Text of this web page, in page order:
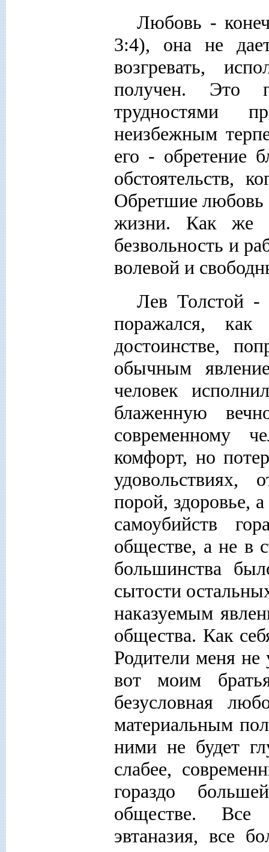
Любовь -
3:4), она не
возгревать,
получен. Это
трудностями
неизбежным
его - обретение
обстоятельств,
Обретшие любовь
жизни. Как же
безвольность и
волевой и
Лев Толстой
поражался,
достоинстве,
обычным
человек
блаженную
современному
комфорт, но
удовольствиях,
порой, здоровье,
самоубийств
обществе, а не в
большинства
сытости
наказуемым
общества. Как
Родители меня не
вот моим
безусловная
материальным
ними не будет
слабее,
гораздо
обществе. Все
эвтаназия, все